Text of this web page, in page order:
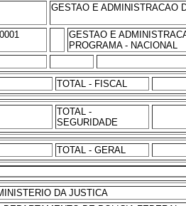
GESTAO E ADMINISTRACAO
GESTAO E
PROGRAMA - NACIONAL
TOTAL - FISCAL
TOTAL -
SEGURIDADE
TOTAL - GERAL
DA JUSTICA